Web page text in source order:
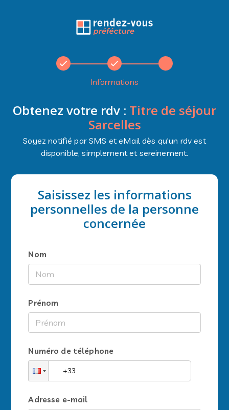
Obtenez votre rdv : Titre de séjour
Sarcelles
Soyez notifié par SMS et eMail dès qu'un rdv est
disponible, simplement et sereinement.
Saisissez les informations
personnelles de la personne
concernée
Nom
Prénom
Numéro de téléphone
Adresse e-mail
Informations